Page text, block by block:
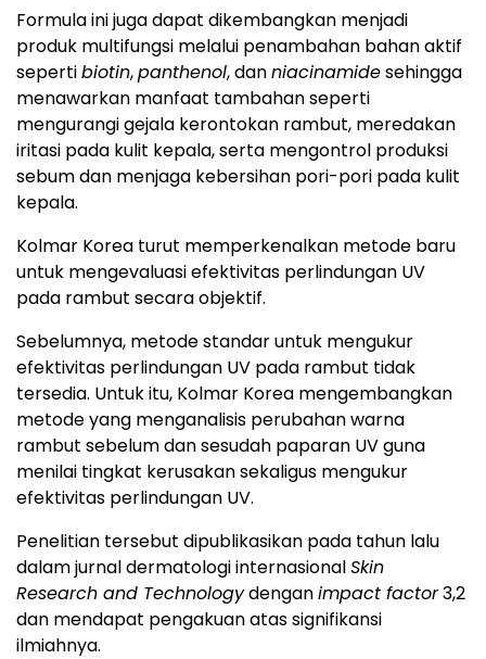
Formula ini juga dapat dikembangkan menjadi
produk multifungsi melalui penambahan bahan aktif
sepertibiotin,panthenol, danniacinamidesehingga
menawarkan manfaat tambahan seperti
mengurangi gejala kerontokan rambut, meredakan
iritasi pada kulit kepala, serta mengontrol produksi
sebum dan menjaga kebersihan pori-pori pada kulit
kepala.
Kolmar Korea turut memperkenalkan metode baru
untuk mengevaluasi efektivitas perlindungan UV
pada rambut secara objektif.
Sebelumnya, metode standar untuk mengukur
efektivitas perlindungan UV pada rambut tidak
tersedia. Untuk itu, Kolmar Korea mengembangkan
metode yang menganalisis perubahan warna
rambut sebelum dan sesudah paparan UV guna
menilai tingkat kerusakan sekaligus mengukur
efektivitas perlindungan UV.
Penelitian tersebut dipublikasikan pada tahun lalu
dalam jurnal dermatologi internasionalSkin
Research and Technologydenganimpact factor3,2
dan mendapat pengakuan atas signifikansi
ilmiahnya.